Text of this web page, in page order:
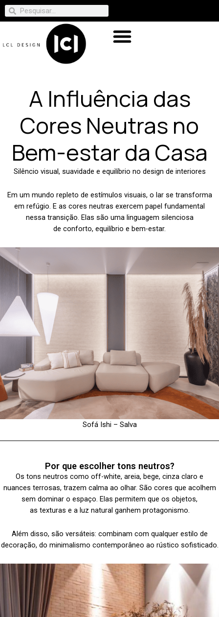
A Influência das
Cores Neutras no
Bem-estar da Casa
Silêncio visual, suavidade e equilíbrio no design de interiores
Em um mundo repleto de estímulos visuais, o lar se transforma
em refúgio. E as cores neutras exercem papel fundamental
nessa transição. Elas são uma linguagem silenciosa
de conforto, equilíbrio e bem-estar.
Sofá Ishi – Salva
Por que escolher tons neutros?
Os tons neutros como off-white, areia, bege, cinza claro e
nuances terrosas, trazem calma ao olhar. São cores que acolhem
sem dominar o espaço. Elas permitem que os objetos,
as texturas e a luz natural ganhem protagonismo.
Além disso, são versáteis: combinam com qualquer estilo de
decoração, do minimalismo contemporâneo ao rústico sofisticado.